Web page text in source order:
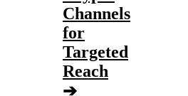
Channels
for
Targeted
Reach
➔